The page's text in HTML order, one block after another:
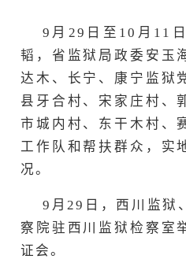
9月29日至10月11
韬，省监狱局政委安玉
达木、长宁、康宁监狱
县牙合村、宋家庄村、
市城内村、东干木村、
工作队和帮扶群众，实
况。
9月29日，西川监狱
察院驻西川监狱检察室
证会。